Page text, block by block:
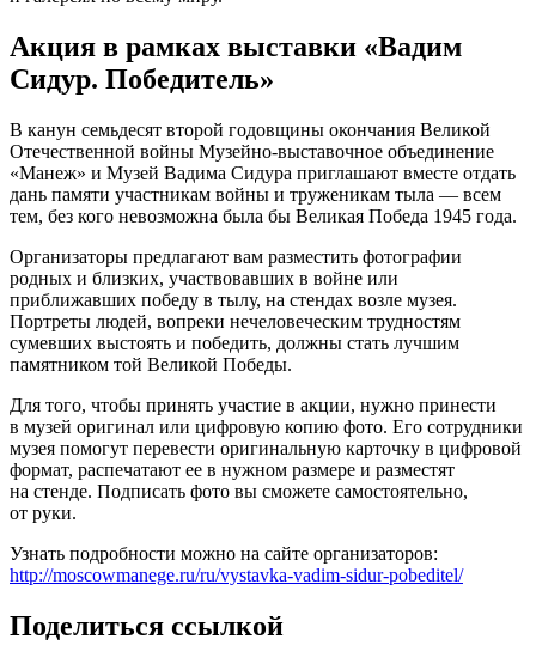
Акция в рамках выставки «Вадим
Сидур. Победитель»
В канун семьдесят второй годовщины окончания Великой
Отечественной войны Музейно-выставочное объединение
«Манеж» и Музей Вадима Сидура приглашают вместе отдать
дань памяти участникам войны и труженикам тыла — всем
тем, без кого невозможна была бы Великая Победа 1945 года.
Организаторы предлагают вам разместить фотографии
родных и близких, участвовавших в войне или
приближавших победу в тылу, на стендах возле музея.
Портреты людей, вопреки нечеловеческим трудностям
сумевших выстоять и победить, должны стать лучшим
памятником той Великой Победы.
Для того, чтобы принять участие в акции, нужно принести
в музей оригинал или цифровую копию фото. Его сотрудники
музея помогут перевести оригинальную карточку в цифровой
формат, распечатают ее в нужном размере и разместят
на стенде. Подписать фото вы сможете самостоятельно,
от руки.
Узнать подробности можно на сайте организаторов:
http://moscowmanege.ru/ru/vystavka-vadim-sidur-pobeditel/
Поделиться ссылкой